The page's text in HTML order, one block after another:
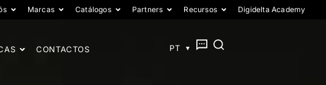
Marcas Catálogos Partners Recursos Digidelta Academy
CONTACTOS PT
ES